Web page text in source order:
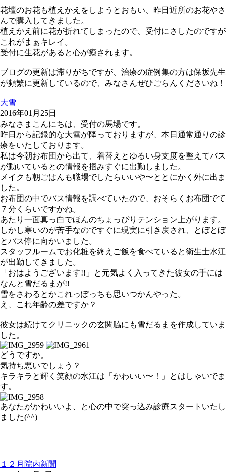
花壇のお花も植えかえをしようとおもい、昨日近所のお花やさ
んで購入してきました。
植えかえ前に花が折れてしまったので、受付にさしたのですが
これがまぁキレイ。
受付に生花があると心が癒されます。
ブログの更新は滞りがちですが、治療の症例集の方は保坂先生
が頻繁に更新しているので、みなさんぜひごらんくださいね！
大雪
2016年01月25日
みなさまこんにちは、受付の馬場です。
昨日から記録的な大雪が降っておりますが、本日通常通りの診
療をいたしております。
私は今朝お布団から出て、着替えとゆるい身支度を整えてバス
が動いているとの情報を掴みすぐに出勤しました。
メイクも朝ごはんも職場でしたらいいや〜ととにかく外に出ま
した。
お布団の中でバス情報を調べていたので、おそらくお布団でて
７分くらいですかね。
あたり一面真っ白でほんのちょっぴりテンション上がります。
しかし寒いのが苦手なのですぐに現実に引き戻され、とぼとぼ
とバス停に向かいました。
スタッフルームでお化粧を終えご飯を食べていると衛生士水江
が出勤してきました。
「おはようございます!!」と元気よく入ってきた彼女の手には
なんと雪だるまが!!
雪をさわるとかこれっぽっちも思いつかんやった。
え、これ年齢の差ですか？
彼女は続けてクリニックの玄関脇にも雪だるまを作成していま
した。
どうですか。
気持ち悪いでしょう？
キラキラと輝く笑顔の水江は「かわいい〜！」とはしゃいでま
す。
あなたがかわいいよ、と心の中で突っ込み診療スタートいたし
ました(^^)
１２月院内新聞